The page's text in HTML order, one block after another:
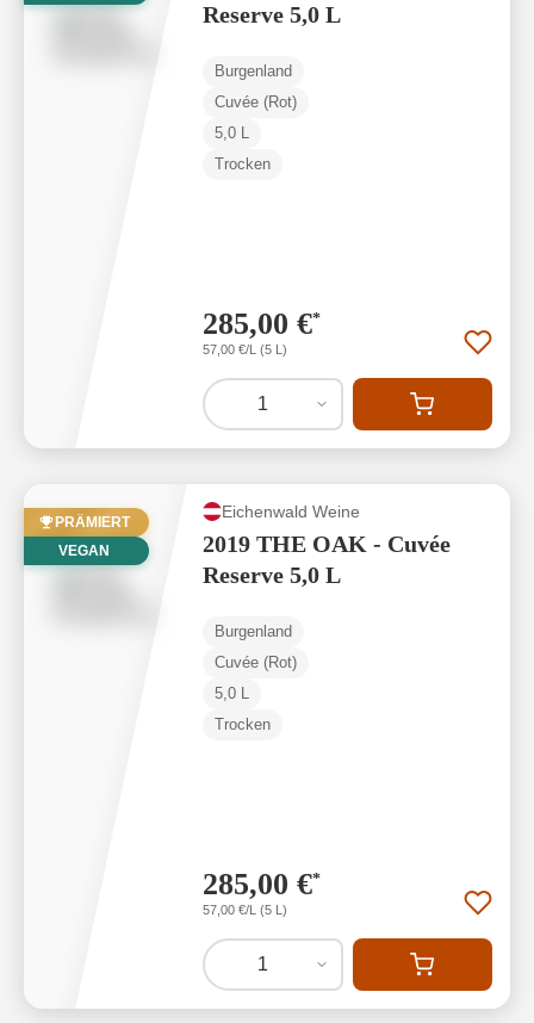
Reserve 5,0 L
Burgenland
Cuvée (Rot)
5,0 L
Trocken
285,00 €*
57,00 €/L (5 L)
1
PRÄMIERT
VEGAN
Eichenwald Weine
2019 THE OAK - Cuvée
Reserve 5,0 L
Burgenland
Cuvée (Rot)
5,0 L
Trocken
285,00 €*
57,00 €/L (5 L)
1